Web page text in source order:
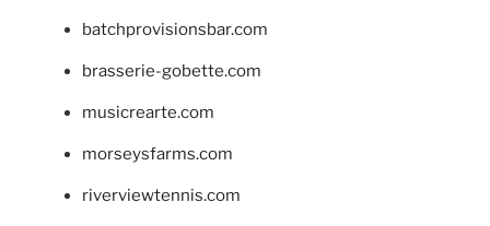
batchprovisionsbar.com
brasserie-gobette.com
musicrearte.com
morseysfarms.com
riverviewtennis.com